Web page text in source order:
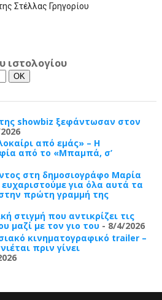
Στέλλας Γρηγορίου
ιστολογίου
showbiz ξεφάντωσαν στον
από εμάς» – Η
από το «Μπαμπά, σ’
στη δημοσιογράφο Μαρία
για όλα αυτά τα
πρώτη γραμμή της
στιγμή που αντικρίζει τις
μαζί με τον γιο του- 8/4/2026
κινηματογραφικό trailer –
πριν γίνει